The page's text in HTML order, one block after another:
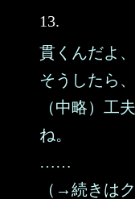
13.
貫くんだよ
そうしたら
（中略）工
ね。
……
（→続きは